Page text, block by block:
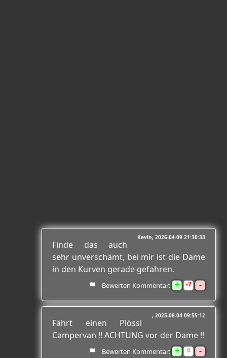
Kevin 2026-04-09 21:30:33
Finde das auch
sehr unverschämt, bei mir ist die Dame
in den Kurven gerade gefahren.
Bewerten Kommentar: + 7 -
2025-08-04 09:55:12
Fährt einen Plössl
Campervan !! ACHTUNG vor der Dame !!
Bewerten Kommentar: + 0 -